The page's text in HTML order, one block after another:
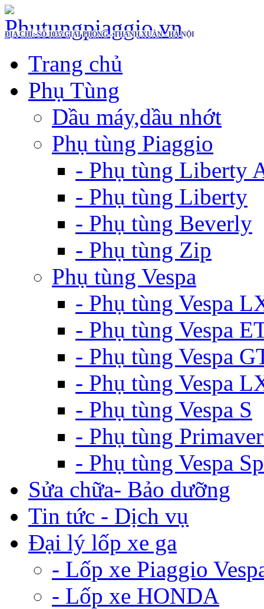
ĐỊA CHỈ: SỐ 1035 GIẢI PHÓNG - THANH XUÂN - HÀ NỘI
Trang chủ
Phụ Tùng
Dầu máy,dầu nhớt
Phụ tùng Piaggio
- Phụ tùng Liberty
- Phụ tùng Liberty
- Phụ tùng Beverly
- Phụ tùng Zip
Phụ tùng Vespa
- Phụ tùng Vespa
- Phụ tùng Vespa
- Phụ tùng Vespa
- Phụ tùng Vespa
- Phụ tùng Vespa S
- Phụ tùng
- Phụ tùng Vespa
Sửa chữa- Bảo dưỡng
Tin tức - Dịch vụ
Đại lý lốp xe ga
- Lốp xe Piaggio
- Lốp xe HONDA